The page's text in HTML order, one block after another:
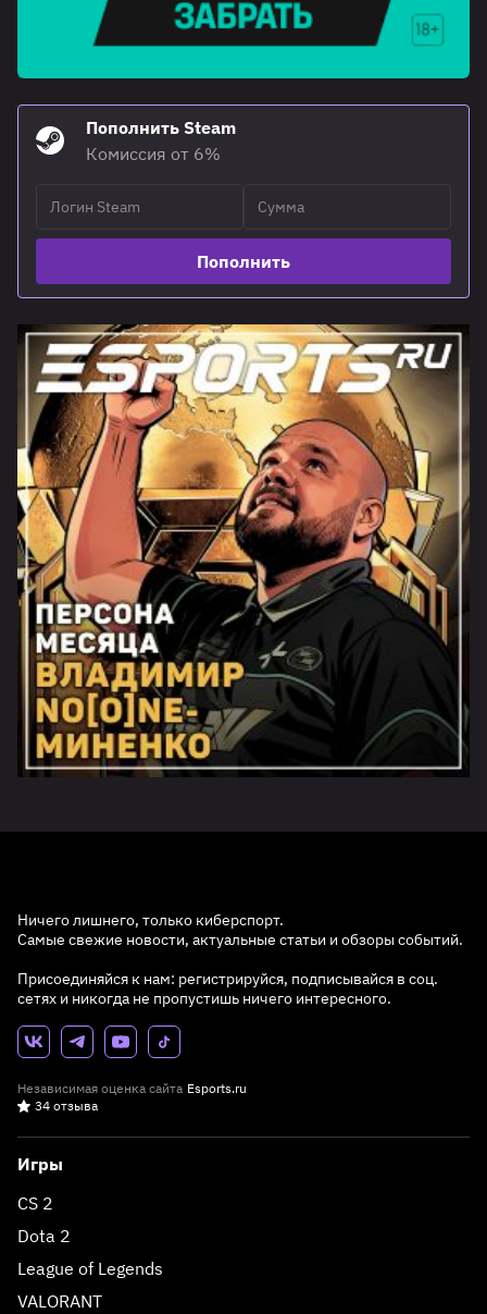
Пополнить Steam
Комиссия от 6%
Пополнить
Ничего лишнего, только киберспорт.
Самые свежие новости, актуальные статьи и обзоры событий.
Присоединяйся к нам: регистрируйся, подписывайся в соц.
сетях и никогда не пропустишь ничего интересного.
Независимая оценка сайта Esports.ru
34 отзыва
Игры
CS 2
Dota 2
League of Legends
VALORANT